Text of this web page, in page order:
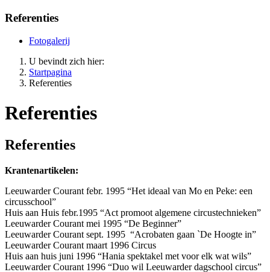
Referenties
Fotogalerij
U bevindt zich hier:
Startpagina
Referenties
Referenties
Referenties
Krantenartikelen:
Leeuwarder Courant febr. 1995 “Het ideaal van Mo en Peke: een
circusschool”
Huis aan Huis febr.1995 “Act promoot algemene circustechnieken”
Leeuwarder Courant mei 1995 “De Beginner”
Leeuwarder Courant sept. 1995 “Acrobaten gaan `De Hoogte in”
Leeuwarder Courant maart 1996 Circus
Huis aan huis juni 1996 “Hania spektakel met voor elk wat wils”
Leeuwarder Courant 1996 “Duo wil Leeuwarder dagschool circus”